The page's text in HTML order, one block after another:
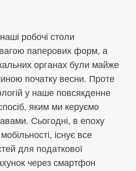
робочі столи
паперових форм, а
органах були майже
початку весни. Проте
у наше повсякденне
яким ми керуємо
Сьогодні, в епоху
існує все
для податкової
через смартфон